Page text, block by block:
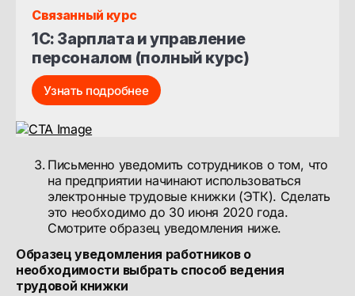
Связанный курс
1С: Зарплата и управление
персоналом (полный курс)
Узнать подробнее
Письменно уведомить сотрудников о том, что
на предприятии начинают использоваться
электронные трудовые книжки (ЭТК). Сделать
это необходимо до 30 июня 2020 года.
Смотрите образец уведомления ниже.
Образец уведомления работников о
необходимости выбрать способ ведения
трудовой книжки